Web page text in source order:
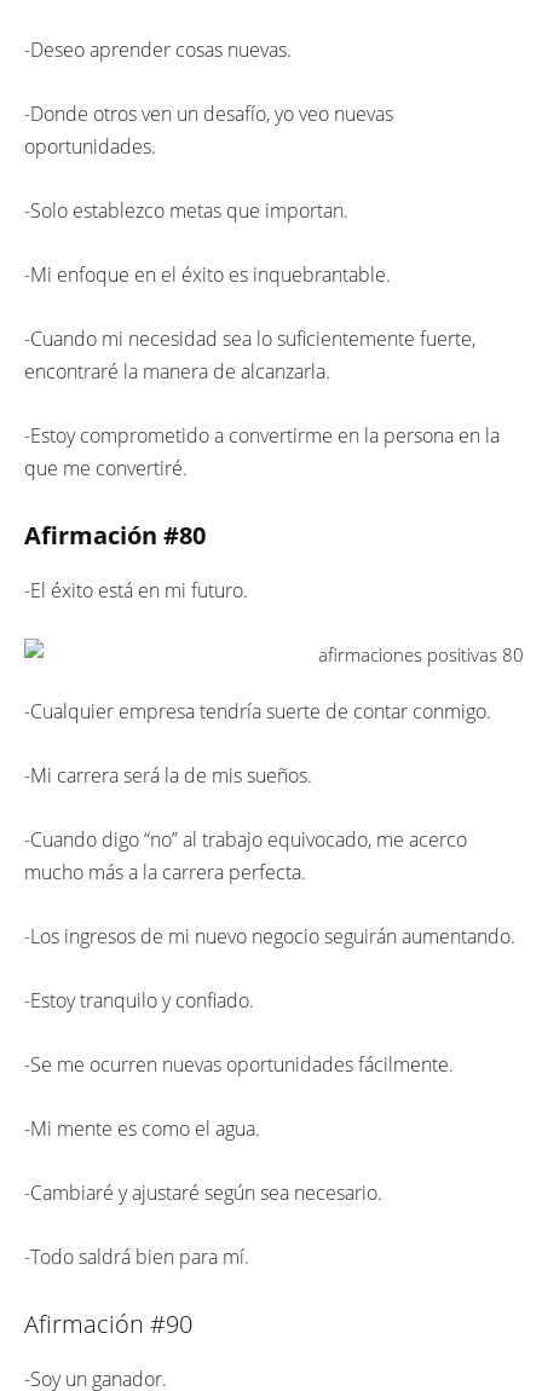
-Deseo aprender cosas nuevas.
-Donde otros ven un desafío, yo veo nuevas
oportunidades.
-Solo establezco metas que importan.
-Mi enfoque en el éxito es inquebrantable.
-Cuando mi necesidad sea lo suficientemente fuerte,
encontraré la manera de alcanzarla.
-Estoy comprometido a convertirme en la persona en la
que me convertiré.
Afirmación #80
-El éxito está en mi futuro.
-Cualquier empresa tendría suerte de contar conmigo.
-Mi carrera será la de mis sueños.
-Cuando digo “no” al trabajo equivocado, me acerco
mucho más a la carrera perfecta.
-Los ingresos de mi nuevo negocio seguirán aumentando.
-Estoy tranquilo y confiado.
-Se me ocurren nuevas oportunidades fácilmente.
-Mi mente es como el agua.
-Cambiaré y ajustaré según sea necesario.
-Todo saldrá bien para mí.
Afirmación #90
-Soy un ganador.